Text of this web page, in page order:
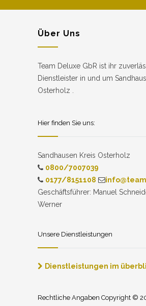
Über Uns
Team Deluxe GbR ist ihr
Dienstleister in und um
Osterholz .
Hier finden Sie uns:
Sandhausen Kreis Osterholz
0800/7007039
0177/8151108
Geschäftsführer: Manuel
Werner
Unsere Dienstleistungen
Dienstleistungen im
Rechtliche Angaben Copyright ©